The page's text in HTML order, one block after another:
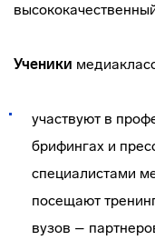
Ученики
участвуют в
брифингах и
специалистами
посещают
вузов –